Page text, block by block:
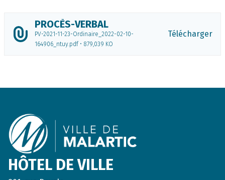
PROCÈS-VERBAL
PV-2021-11-23-Ordinaire_2022-02-10-
164906_ntuy.pdf • 879,039 KO
Télécharger
HÔTEL DE VILLE